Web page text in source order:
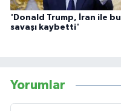
'Donald Trump, İran ile bu
savaşı kaybetti'
Yorumlar